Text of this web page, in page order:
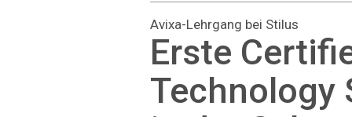
Avixa-Lehrgang bei Stilus
Erste
Technology